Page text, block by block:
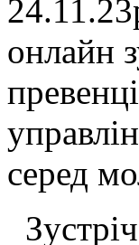
онлайн
серед